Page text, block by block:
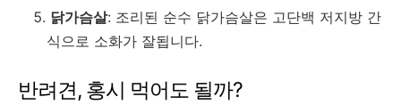
닭가슴살: 조리된 순수 닭가슴살은 고단백 저지방 간
식으로 소화가 잘됩니다.
반려견, 홍시 먹어도 될까?